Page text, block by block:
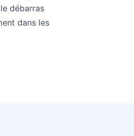
débarras
dans les